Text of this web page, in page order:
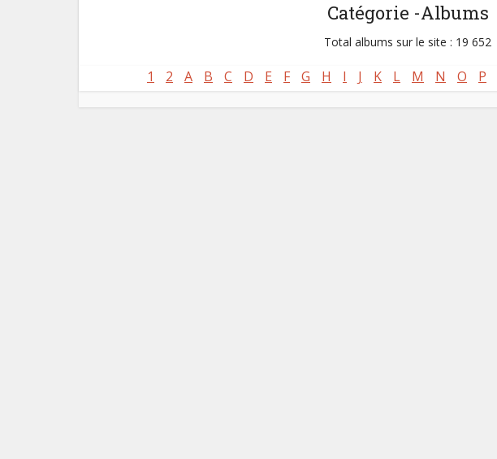
Catégorie -Albums
Total albums sur le site : 19 652
1 2 A B C D E F G H I J K L M N O P